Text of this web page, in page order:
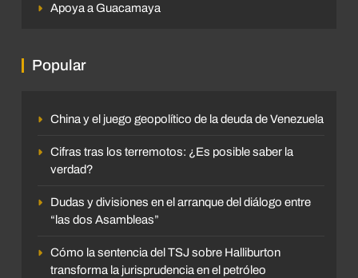
Apoya a Guacamaya
Popular
China y el juego geopolítico de la deuda de Venezuela
Cifras tras los terremotos: ¿Es posible saber la
verdad?
Dudas y divisiones en el arranque del diálogo entre
“las dos Asambleas”
Cómo la sentencia del TSJ sobre Halliburton
transforma la jurisprudencia en el petróleo